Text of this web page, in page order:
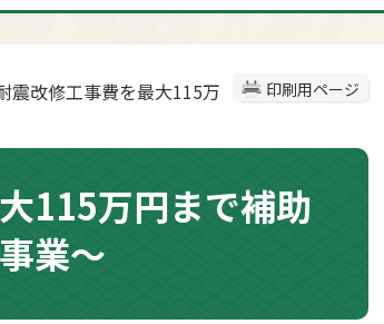
印刷用ページ
震改修工事費を最大115万
115万円まで補助
業～